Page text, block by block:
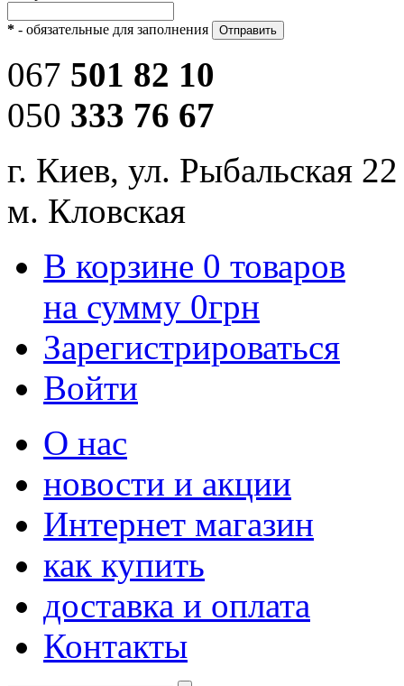
* - обязательные для заполнения
067 501 82 10
050 333 76 67
г. Киев, ул. Рыбальская 22
м. Кловская
В корзине 0 товаров
на сумму 0грн
Зарегистрироваться
Войти
О нас
новости и акции
Интернет магазин
как купить
доставка и оплата
Контакты